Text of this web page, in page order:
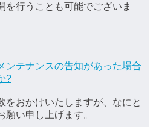
を行うことも可能でございま
ンテナンスの告知があった場合
?
をおかけいたしますが、なにと
い申し上げます。